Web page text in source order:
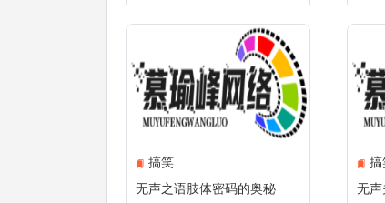
搞笑
无声之语肢体密码的奥秘
无